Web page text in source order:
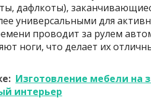
дафлкоты),
универсальными для
проводит за рулем
ноги, что делает их
Изготовление мебели на
интерьер